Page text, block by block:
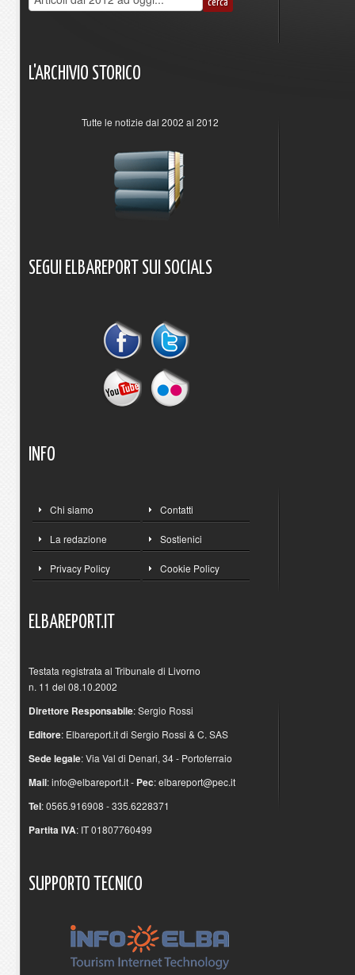
L'ARCHIVIO STORICO
Tutte le notizie dal 2002 al 2012
SEGUI ELBAREPORT SUI SOCIALS
INFO
Chi siamo Contatti
La redazione Sostienici
Privacy Policy Cookie Policy
ELBAREPORT.IT
Testata registrata al Tribunale di Livorno
n. 11 del 08.10.2002
Direttore Responsabile: Sergio Rossi
Editore: Elbareport.it di Sergio Rossi & C. SAS
Sede legale: Via Val di Denari, 34 - Portoferraio
Mail:info@elbareport.it- Pec:elbareport@pec.it
Tel: 0565.916908 - 335.6228371
Partita IVA: IT 01807760499
SUPPORTO TECNICO